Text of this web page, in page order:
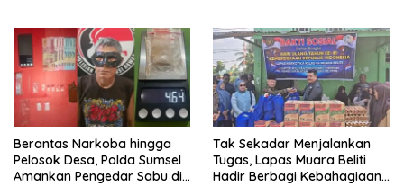
Berantas Narkoba hingga
Pelosok Desa, Polda Sumsel
Amankan Pengedar Sabu di
Tak Sekadar Menjalankan
Tugas, Lapas Muara Beliti
Hadir Berbagi Kebahagiaan